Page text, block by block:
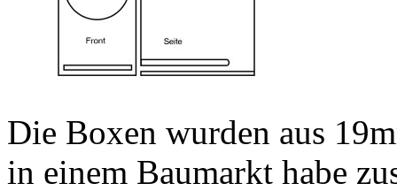
Die Boxen wurden aus
in einem Baumarkt habe